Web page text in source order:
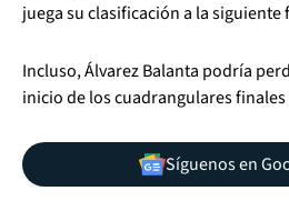
juega su clasificación a la siguiente
Incluso, Álvarez Balanta podría
inicio de los cuadrangulares finales
Síguenos en